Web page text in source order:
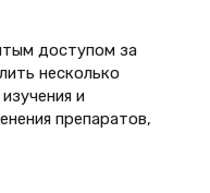
доступом за
несколько
и
препаратов,